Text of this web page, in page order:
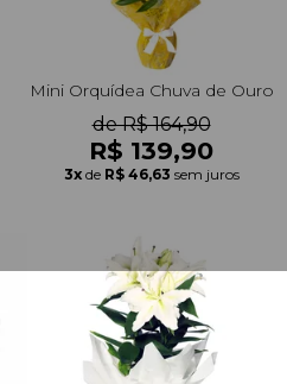
Mini Orquídea Chuva de Ouro
de R$ 164,90
R$ 139,90
3x de R$ 46,63 sem juros